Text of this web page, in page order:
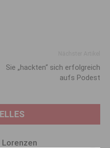
Sie „hackten“ sich erfolgreich
aufs Podest